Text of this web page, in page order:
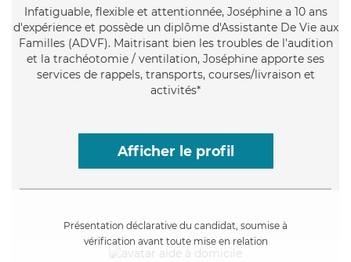
Infatiguable, flexible et attentionnée, Joséphine a 10 ans
d'expérience et possède un diplôme d'Assistante De Vie aux
Familles (ADVF). Maitrisant bien les troubles de l'audition
et la trachéotomie / ventilation, Joséphine apporte ses
services de rappels, transports, courses/livraison et
activités*
Afficher le profil
Présentation déclarative du candidat, soumise à
vérification avant toute mise en relation